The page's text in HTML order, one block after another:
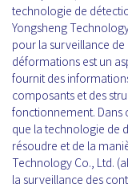
technologie de
Yongsheng
pour la surveillance de
déformations est un
fournit des
composants et des
fonctionnement. Dans
que la technologie de
résoudre et de la
Technology Co., Ltd.
la surveillance des